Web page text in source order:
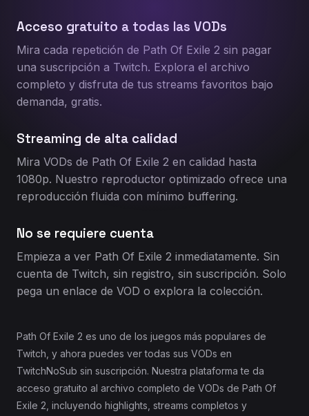
Acceso gratuito a todas las VODs
Mira cada repetición de Path Of Exile 2 sin pagar
una suscripción a Twitch. Explora el archivo
completo y disfruta de tus streams favoritos bajo
demanda, gratis.
Streaming de alta calidad
Mira VODs de Path Of Exile 2 en calidad hasta
1080p. Nuestro reproductor optimizado ofrece una
reproducción fluida con mínimo buffering.
No se requiere cuenta
Empieza a ver Path Of Exile 2 inmediatamente. Sin
cuenta de Twitch, sin registro, sin suscripción. Solo
pega un enlace de VOD o explora la colección.
Path Of Exile 2 es uno de los juegos más populares de
Twitch, y ahora puedes ver todas sus VODs en
TwitchNoSub sin suscripción. Nuestra plataforma te da
acceso gratuito al archivo completo de VODs de Path Of
Exile 2, incluyendo highlights, streams completos y